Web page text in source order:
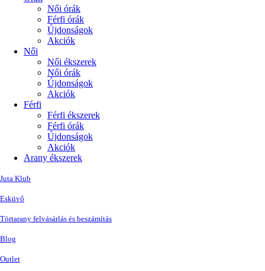
Női órák
Férfi órák
Újdonságok
Akciók
Női
Női ékszerek
Női órák
Újdonságok
Akciók
Férfi
Férfi ékszerek
Férfi órák
Újdonságok
Akciók
Arany ékszerek
Juta Klub
Esküvő
Törtarany felvásárlás és beszámítás
Blog
Outlet